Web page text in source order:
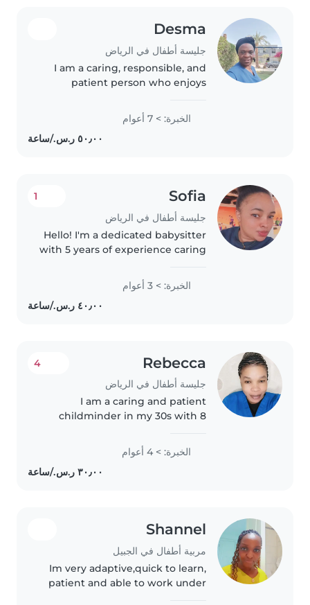
Desma
جليسة أطفال في الرياض
I am a caring, responsible, and
patient person who enjoys
am a high school graduate with
experience in baby care. I can
help with feeding, bathing,
الخبرة: > 7 أعوام
Sofia
جليسة أطفال في الرياض
1
Hello! I'm a dedicated babysitter
with 5 years of experience caring
preschoolers. As a parent myself,
I understand the importance of a
الخبرة: > 3 أعوام
Rebecca
جليسة أطفال في الرياض
4
I am a caring and patient
childminder in my 30s with 8
children of all ages, from babies
to teenagers. I'm fluent in both
Arabic and English, and I enjoy..
الخبرة: > 4 أعوام
Shannel
مربية أطفال في الجبيل
Im very adaptive,quick to learn,
patient and able to work under